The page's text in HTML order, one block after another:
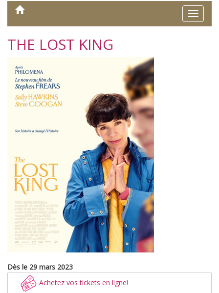
Toggle
THE LOST KING
Dès le 29 mars 2023
Achetez vos tickets en ligne!